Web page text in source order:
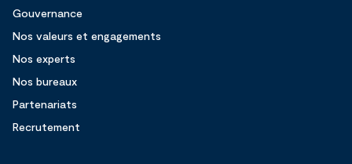
Gouvernance
Nos valeurs et engagements
Nos experts
Nos bureaux
Partenariats
Recrutement